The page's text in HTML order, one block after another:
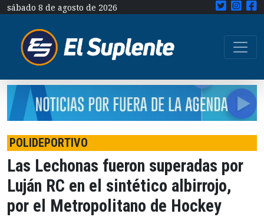
sábado 8 de agosto de 2026
POLIDEPORTIVO
Las Lechonas fueron superadas por
Luján RC en el sintético albirrojo,
por el Metropolitano de Hockey